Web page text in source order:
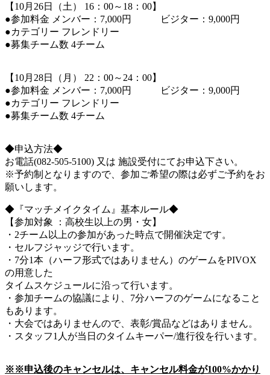
【10月26日（土） 16：00～18：00】
●参加料金 メンバー：7,000円 ビジター：9,000円
●カテゴリー フレンドリー
●募集チーム数 4チーム
【10月28日（月） 22：00～24：00】
●参加料金 メンバー：7,000円 ビジター：9,000円
●カテゴリー フレンドリー
●募集チーム数 4チーム
◆申込方法◆
お電話(082-505-5100) 又は 施設受付にてお申込下さい。
※予約制となりますので、参加ご希望の際は必ずご予約をお
願いします。
◆『マッチメイクタイム』基本ルール◆
【参加対象 ：高校生以上の男・女】
・2チーム以上の参加があった時点で開催決定です。
・セルフジャッジで行います。
・7分1本（ハーフ形式ではありません）のゲームをPIVOX
の用意した
タイムスケジュールに沿って行います。
・参加チームの協議により、7分ハーフのゲームになること
もあります。
・大会ではありませんので、表彰/賞品などはありません。
・スタッフ1人が当日のタイムキーパー/進行役を行います。
※※申込後のキャンセルは、キャンセル料金が100%かかり